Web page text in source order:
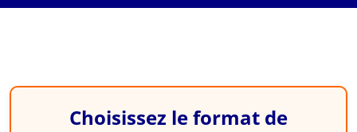
SYSOHADA Révisé
Choisissez le format de